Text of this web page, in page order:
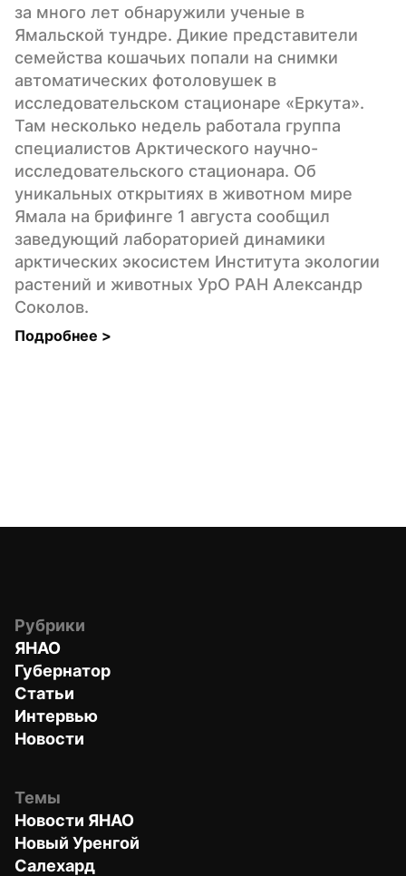
за много лет обнаружили ученые в
Ямальской тундре. Дикие представители
семейства кошачьих попали на снимки
автоматических фотоловушек в
исследовательском стационаре «Еркута».
Там несколько недель работала группа
специалистов Арктического научно-
исследовательского стационара. Об
уникальных открытиях в животном мире
Ямала на брифинге 1 августа сообщил
заведующий лабораторией динамики
арктических экосистем Института экологии
растений и животных УрО РАН Александр
Соколов.
Подробнее >
Рубрики
ЯНАО
Губернатор
Статьи
Интервью
Новости
Темы
Новости ЯНАО
Новый Уренгой
Салехард